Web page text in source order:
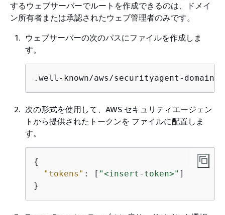
するウェブサーバーでルートを作成できるのは、ドメイ
ン所有者または承認されたウェブ管理者のみです。
ウェブサーバーの次のパスにファイルを作成しま
す。
.well-known/aws/securityagent-
次の形式を使用して、AWS セキュリティエージェン
トから提供されたトークンを ファイルに配置しま
す。
{
"tokens" : [ "<insert-token>" ]
}